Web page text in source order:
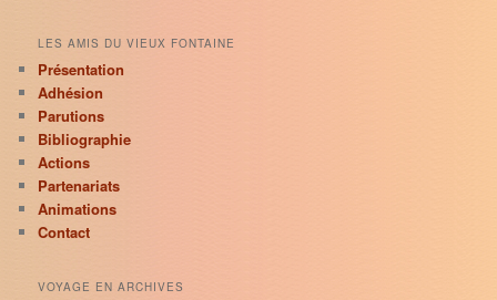
LES AMIS DU VIEUX FONTAINE
Présentation
Adhésion
Parutions
Bibliographie
Actions
Partenariats
Animations
Contact
VOYAGE EN ARCHIVES